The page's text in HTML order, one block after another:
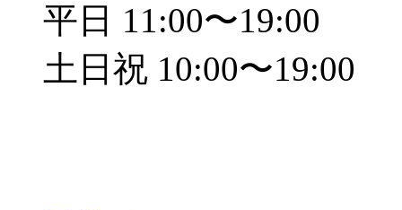
平日 11:00〜19:00
土日祝 10:00〜19:00